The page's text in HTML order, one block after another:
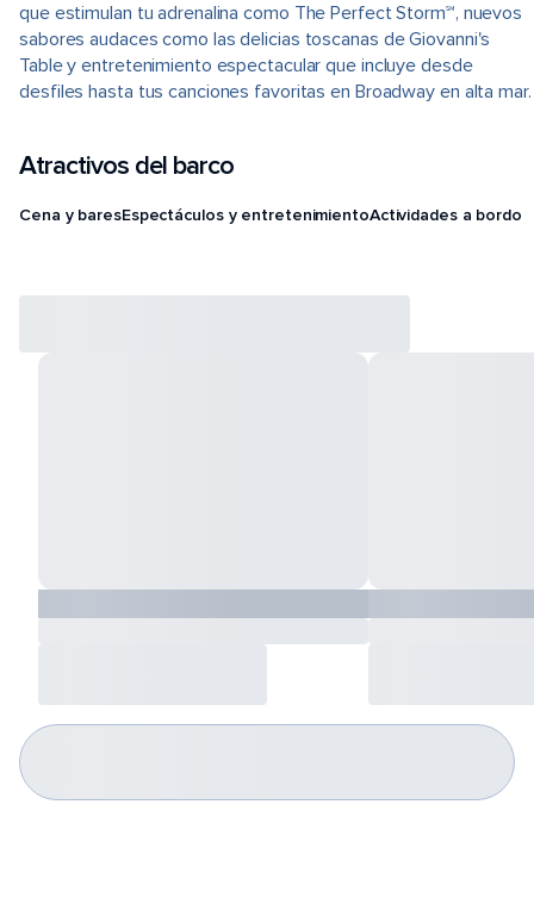
que estimulan tu adrenalina como The Perfect Storm℠, nuevos
sabores audaces como las delicias toscanas de Giovanni's
Table y entretenimiento espectacular que incluye desde
desfiles hasta tus canciones favoritas en Broadway en alta mar.
Atractivos del barco
Cena y baresEspectáculos y entretenimientoActividades a bordo